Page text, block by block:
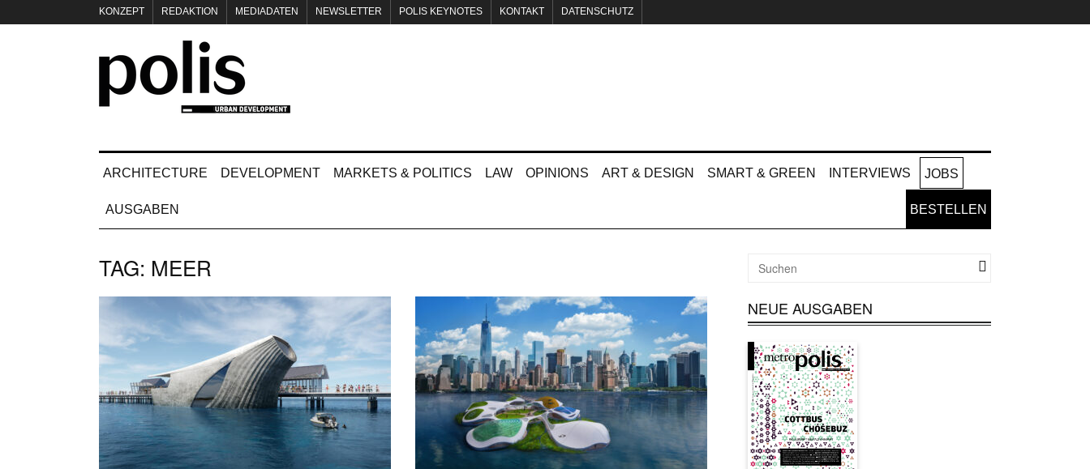
KONZEPT REDAKTION MEDIADATEN NEWSLETTER POLIS KEYNOTES KONTAKT DATENSCHUTZ
ARCHITECTURE DEVELOPMENT MARKETS & POLITICS LAW OPINIONS ART & DESIGN SMART & GREEN INTERVIEWS JOBS
AUSGABEN BESTELLEN
TAG: MEER
NEUE AUSGABEN